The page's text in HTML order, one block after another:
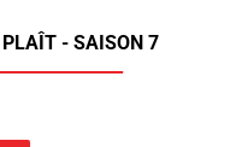
- SAISON 7